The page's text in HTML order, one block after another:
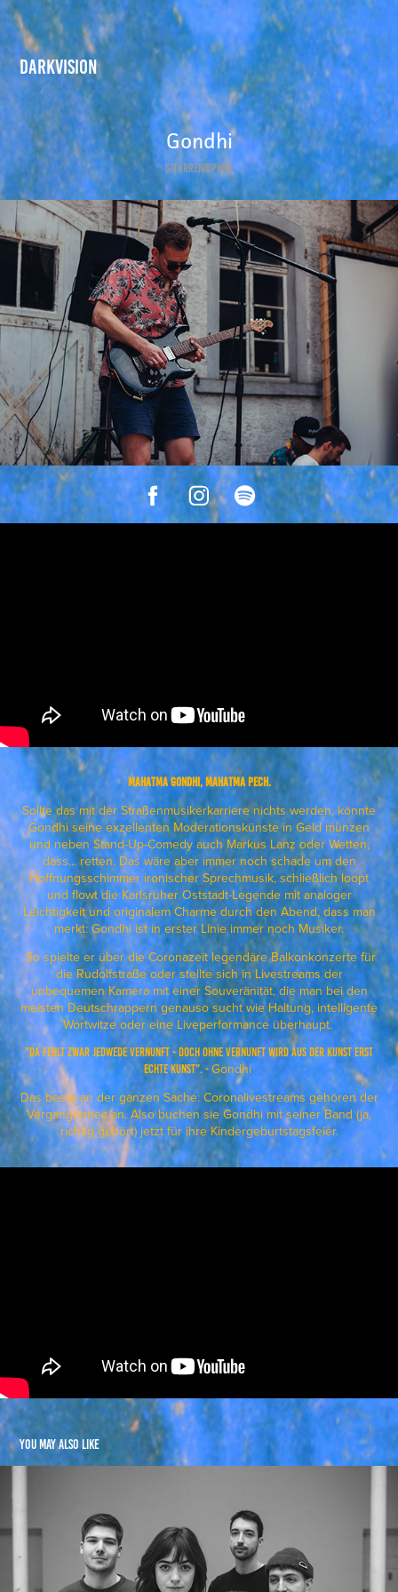
DARKVISION
Gondhi
GitarrenHIPHOP
Mahatma GONDHI, mahatma PECH.
Sollte das mit der Straßenmusikerkarriere nichts werden, könnte
Gondhi seine exzellenten Moderationskünste in Geld münzen
und neben Stand-Up-Comedy auch Markus Lanz oder Wetten,
dass... retten. Das wäre aber immer noch schade um den
Hoffnungsschimmer ironischer Sprechmusik, schließlich loopt
und flowt die Karlsruher Oststadt-Legende mit analoger
Leichtigkeit und originalem Charme durch den Abend, dass man
merkt: Gondhi ist in erster Linie immer noch Musiker.
So spielte er über die Coronazeit legendäre Balkonkonzerte für
die Rudolfstraße oder stellte sich in Livestreams der
unbequemen Kamera mit einer Souveränität, die man bei den
meisten Deutschrappern genauso sucht wie Haltung, intelligente
Wortwitze oder eine Liveperformance überhaupt.
"Da fehlt zwar jedwede Vernunft - Doch ohne Vernunft wird aus der Kunst erst
echte Kunst". - Gondhi
Das beste an der ganzen Sache: Coronalivestreams gehören der
Vergangenheit an. Also buchen sie Gondhi mit seiner Band (ja,
richtig gehört) jetzt für ihre Kindergeburtstagsfeier.
You may also like
Alice&Dolores